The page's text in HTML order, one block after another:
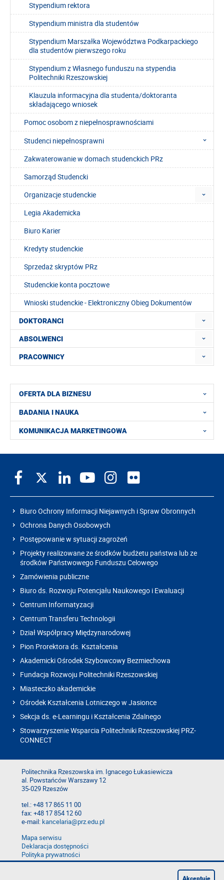
Stypendium rektora
Stypendium ministra dla studentów
Stypendium Marszałka Województwa Podkarpackiego
dla studentów pierwszego roku
Stypendium z Własnego funduszu na stypendia
Politechniki Rzeszowskiej
Klauzula informacyjna dla studenta/doktoranta
składającego wniosek
Pomoc osobom z niepełnosprawnościami
Studenci niepełnosprawni
Zakwaterowanie w domach studenckich PRz
Samorząd Studencki
Organizacje studenckie
Legia Akademicka
Biuro Karier
Kredyty studenckie
Sprzedaż skryptów PRz
Studenckie konta pocztowe
Wnioski studenckie - Elektroniczny Obieg Dokumentów
DOKTORANCI
ABSOLWENCI
PRACOWNICY
OFERTA DLA BIZNESU
BADANIA I NAUKA
KOMUNIKACJA MARKETINGOWA
Biuro Ochrony Informacji Niejawnych i Spraw Obronnych
Ochrona Danych Osobowych
Postępowanie w sytuacji zagrożeń
Projekty realizowane ze środków budżetu państwa lub ze
środków Państwowego Funduszu Celowego
Zamówienia publiczne
Biuro ds. Rozwoju Potencjału Naukowego i Ewaluacji
Centrum Informatyzacji
Centrum Transferu Technologii
Dział Współpracy Międzynarodowej
Pion Prorektora ds. Kształcenia
Akademicki Ośrodek Szybowcowy Bezmiechowa
Fundacja Rozwoju Politechniki Rzeszowskiej
Miasteczko akademickie
Ośrodek Kształcenia Lotniczego w Jasionce
Sekcja ds. e-Learningu i Kształcenia Zdalnego
Stowarzyszenie Wsparcia Politechniki Rzeszowskiej PRZ-
CONNECT
Politechnika Rzeszowska im. Ignacego Łukasiewicza
al. Powstańców Warszawy 12
35-029 Rzeszów
tel.: +48 17 865 11 00
fax: +48 17 854 12 60
e-mail:kancelaria@prz.edu.pl
Mapa serwisu
Deklaracja dostępności
Polityka prywatności
Zgłoś błąd na stronie
Akceptuję